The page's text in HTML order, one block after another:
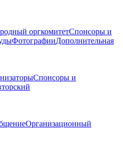
оргкомитетСпонсоры и
ФотографииДополнительная
Спонсоры и
Организационный